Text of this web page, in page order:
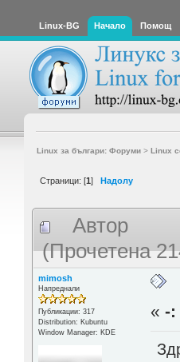
Linux-BG Начало Помощ
Linux за българи: Форуми> Linux
Страници: [1] Надолу
Автор
(Прочетена
mimosh
Напреднали
Публикации: 317
Distribution: Kubuntu
Window Manager: KDE
«-: